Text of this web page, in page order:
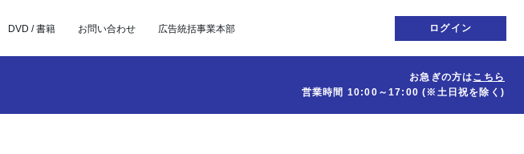
DVD / 書籍 お問い合わせ 広告統括事業本部 ログイン
お急ぎの方はこちら
営業時間 10:00～17:00(※土日祝を除く)